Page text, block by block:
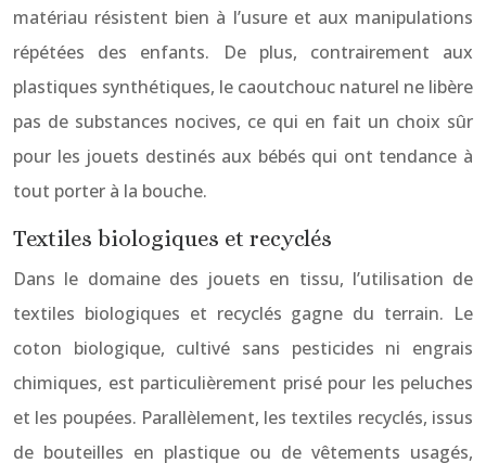
matériau résistent bien à l’usure et aux manipulations
répétées des enfants. De plus, contrairement aux
plastiques synthétiques, le caoutchouc naturel ne libère
pas de substances nocives, ce qui en fait un choix sûr
pour les jouets destinés aux bébés qui ont tendance à
tout porter à la bouche.
Textiles biologiques et recyclés
Dans le domaine des jouets en tissu, l’utilisation de
textiles biologiques et recyclés gagne du terrain. Le
coton biologique, cultivé sans pesticides ni engrais
chimiques, est particulièrement prisé pour les peluches
et les poupées. Parallèlement, les textiles recyclés, issus
de bouteilles en plastique ou de vêtements usagés,